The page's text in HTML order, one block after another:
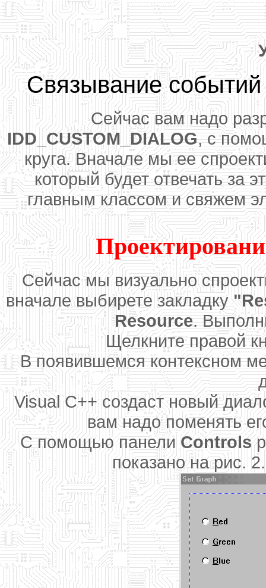
Связывание
Сейчас вам надо
IDD_CUSTOM_DIALOG, с
круга. Вначале мы ее
который будет отвечать за
главным классом и свяжем
Сейчас мы визуально
вначале выбирете закладку
Resource.
Щелкните правой
В появившемся контексном
Visual C++ создаст новый
вам надо поменять
С помощью панелиControls
показано на рис.